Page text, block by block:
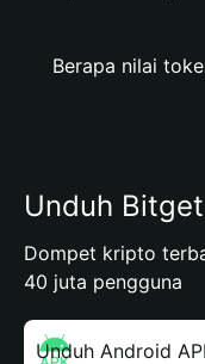
Berapa nilai
Unduh
Dompet kripto
40 juta pengguna
Unduh Android